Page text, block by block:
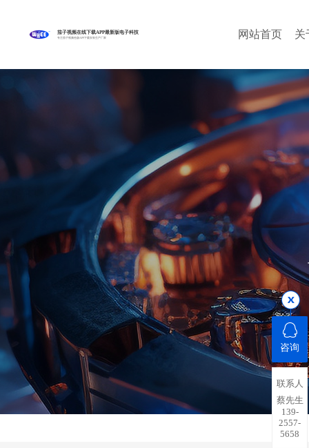
茄子视频在线下载APP最新版电子科技
专注茄子视频色版APP下载安装生产厂家 网站首页 关
咨询
联系人
蔡先生
139-
2557-
5658